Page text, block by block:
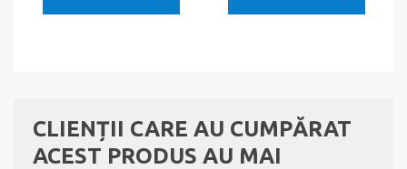
CLIENȚII CARE AU CUMPĂRAT
ACEST PRODUS AU MAI